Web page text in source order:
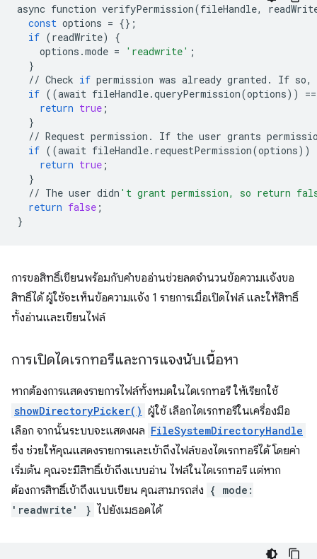
async function verifyPermission(fileHandle,
const options = {};
if (readWrite)
{
options .mode = 'readwrite' ;
}
// Check if permission was already granted . If so,
if ((await fileHandle.queryPermission(options))
return true ;
}
// Request permission . If the user grants
if ((await fileHandle. requestPermission(options))
return true ;
}
// The user didn 't grant permission, so return
return false ;
}
การขอสิทธิ์เขียนพร้อมกับคำขออ่านช่วยลดจำนวนข้อความแจ้งขอ
สิทธิ์ได้ ผู้ใช้จะเห็นข้อความแจ้ง 1 รายการเมื่อเปิดไฟล์ และให้สิทธิ์
ทั้งอ่านและเขียนไฟล์
การเปิดไดเรกทอรีและการแจงนับเนื้อหา
หากต้องการแสดงรายการไฟล์ทั้งหมดในไดเรกทอรี ให้เรียกใช้
showDirectoryPicker() ผู้ใช้ เลือกไดเรกทอรีในเครื่องมือ
เลือก จากนั้นระบบจะแสดงผล FileSystemDirectoryHandle
ซึ่ง ช่วยให้คุณแสดงรายการและเข้าถึงไฟล์ของไดเรกทอรีได้ โดยค่า
เริ่มต้น คุณจะมีสิทธิ์เข้าถึงแบบอ่าน ไฟล์ในไดเรกทอรี แต่หาก
ต้องการสิทธิ์เข้าถึงแบบเขียน คุณสามารถส่ง { mode:
'readwrite' } ไปยังเมธอดได้